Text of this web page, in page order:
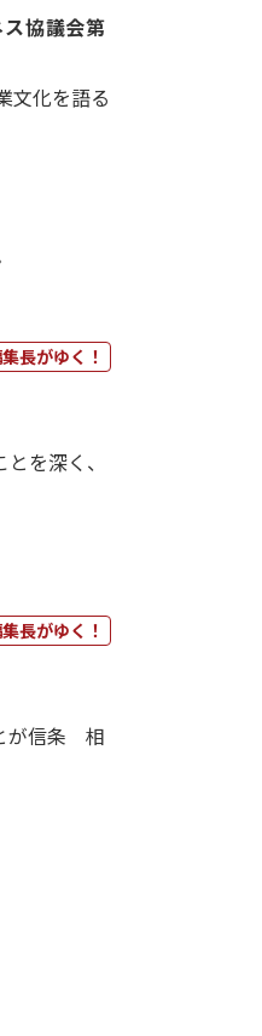
協議会第
文化を語る
長がゆく！
を深く、
長がゆく！
が信条 相